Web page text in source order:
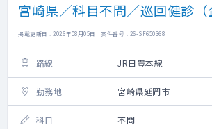
宮崎県／科目不問／巡回健診（
掲載更新日 : 2026年08月05日 案件番号 : 26-SF650368
路線 JR日豊本線
勤務地 宮崎県延岡市
科目 不問